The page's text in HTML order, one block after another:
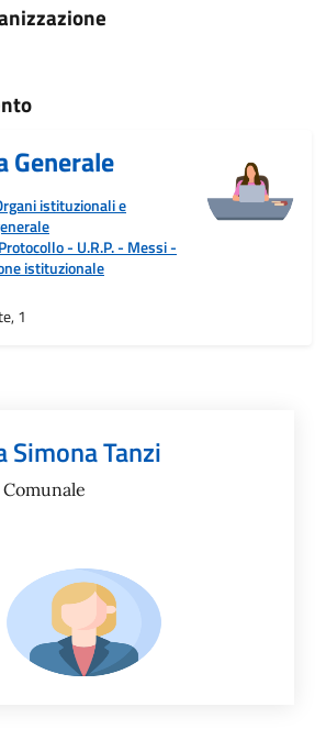
Generale
istituzionali e
- U.R.P. - Messi-
istituzionale
1
Simona Tanzi